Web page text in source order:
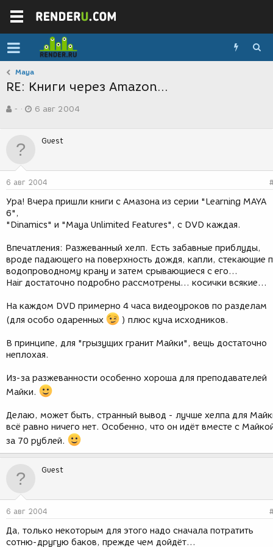
Maya
RE: Книги через Amazon...
в
р
-
а
д
н
я
6 авг 2004
Guest
6 авг 2004
Ура! Вчера пришли книги с Амазона из серии "Learning MAYA
6",
"Dinamics" и "Maya Unlimited Features", с DVD каждая.
Впечатления: Разжеванный хелп. Есть забавные приблуды,
вроде падающего на поверхность дождя, капли, стекающие
водопроводному крану и затем срывающиеся с его...
Hair достаточно подробно рассмотрены... косички всякие...
На каждом DVD примерно 4 часа видеоуроков по разделам
(для особо одаренных
) плюс куча исходников.
В принципе, для "грызущих гранит Майки", вещь достаточно
неплохая.
Из-за разжеванности особенно хороша для преподавателей
Майки.
Делаю, может быть, странный вывод - лучше хелпа для
всё равно ничего нет. Особенно, что он идёт вместе с
за 70 рублей.
Guest
6 авг 2004
Да, только некоторым для этого надо сначала потратить
сотню-другую баков, прежде чем дойдёт...